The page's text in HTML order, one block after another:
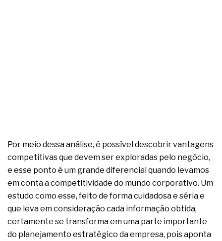
Por meio dessa análise, é possível descobrir vantagens
competitivas que devem ser exploradas pelo negócio,
e esse ponto é um grande diferencial quando levamos
em conta a competitividade do mundo corporativo. Um
estudo como esse, feito de forma cuidadosa e séria e
que leva em consideração cada informação obtida,
certamente se transforma em uma parte importante
do planejamento estratégico da empresa, pois aponta